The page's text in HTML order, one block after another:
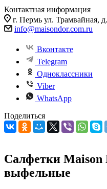
Контактная информация
г. Пермь ул. Трамвайная,
info@maisondor.com.ru
Вконтакте
Telegram
Одноклассники
Viber
WhatsApp
Поделиться
Салфетки Maison
выфельные